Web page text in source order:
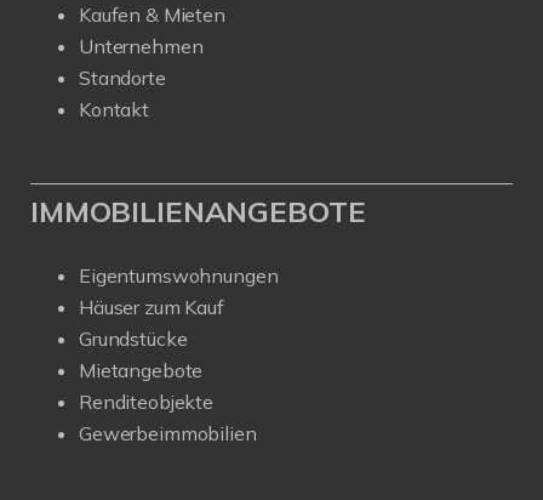
Kaufen & Mieten
Unternehmen
Standorte
Kontakt
IMMOBILIENANGEBOTE
Eigentumswohnungen
Häuser zum Kauf
Grundstücke
Mietangebote
Renditeobjekte
Gewerbeimmobilien